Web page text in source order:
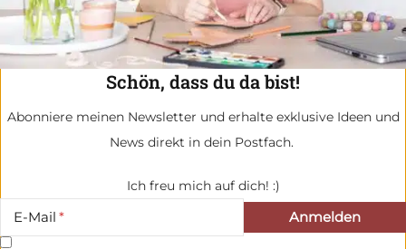
Schön, dass du da bist!
Abonniere meinen Newsletter und erhalte exklusive Ideen und
News direkt in dein Postfach.
Ich freu mich auf dich! :)
E-Mail